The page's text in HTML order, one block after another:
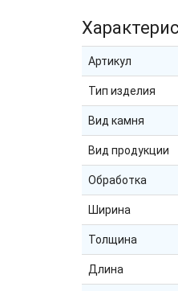
Артикул
Тип изделия
Вид камня
Вид продукции
Обработка
Ширина
Толщина
Длина